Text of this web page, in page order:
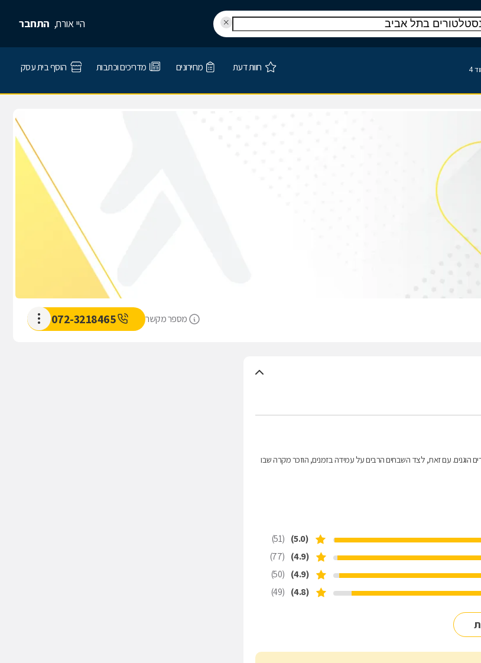
היי אורח, התחבר
4 חוות דעת מחירונים מדריכים וכתבות הוסף בית עסק
מספר מקשר 072-3218465
הוגנים. עם זאת, לצד השבחים הרבים על עמידה בזמנים, הוזכר מקרה שבו
(5.0)
(51)
(4.9)
(77)
(4.9)
(50)
(4.8)
(49)